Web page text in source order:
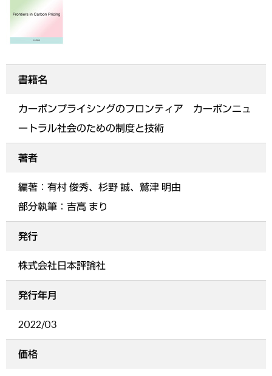
書籍名
カーボンプライシングのフロンティア カーボンニュ
ートラル社会のための制度と技術
著者
編著：有村 俊秀、杉野 誠、鷲津 明由
部分執筆：吉高 まり
発行
株式会社日本評論社
発行年月
2022/03
価格